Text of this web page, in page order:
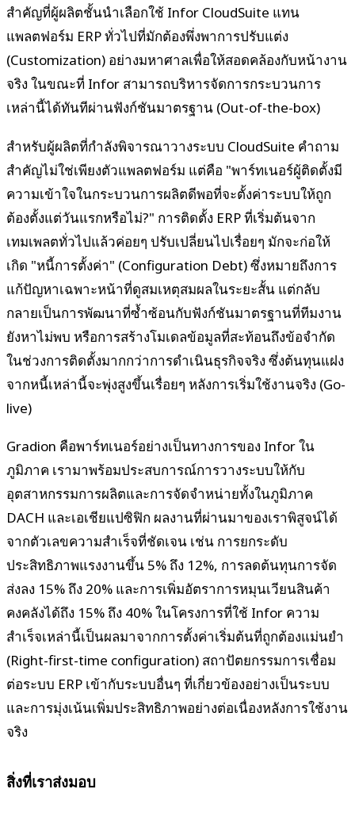
สำคัญที่ผู้ผลิตชั้นนำเลือกใช้ Infor CloudSuite แทน
แพลตฟอร์ม ERP ทั่วไปที่มักต้องพึ่งพาการปรับแต่ง
(Customization) อย่างมหาศาลเพื่อให้สอดคล้องกับหน้างาน
จริง ในขณะที่ Infor สามารถบริหารจัดการกระบวนการ
เหล่านี้ได้ทันทีผ่านฟังก์ชันมาตรฐาน (Out-of-the-box)
สำหรับผู้ผลิตที่กำลังพิจารณาวางระบบ CloudSuite คำถาม
สำคัญไม่ใช่เพียงตัวแพลตฟอร์ม แต่คือ "พาร์ทเนอร์ผู้ติดตั้งมี
ความเข้าใจในกระบวนการผลิตดีพอที่จะตั้งค่าระบบให้ถูก
ต้องตั้งแต่วันแรกหรือไม่?" การติดตั้ง ERP ที่เริ่มต้นจาก
เทมเพลตทั่วไปแล้วค่อยๆ ปรับเปลี่ยนไปเรื่อยๆ มักจะก่อให้
เกิด "หนี้การตั้งค่า" (Configuration Debt) ซึ่งหมายถึงการ
แก้ปัญหาเฉพาะหน้าที่ดูสมเหตุสมผลในระยะสั้น แต่กลับ
กลายเป็นการพัฒนาที่ซ้ำซ้อนกับฟังก์ชันมาตรฐานที่ทีมงาน
ยังหาไม่พบ หรือการสร้างโมเดลข้อมูลที่สะท้อนถึงข้อจำกัด
ในช่วงการติดตั้งมากกว่าการดำเนินธุรกิจจริง ซึ่งต้นทุนแฝง
จากหนี้เหล่านี้จะพุ่งสูงขึ้นเรื่อยๆ หลังการเริ่มใช้งานจริง (Go-
live)
Gradion คือพาร์ทเนอร์อย่างเป็นทางการของ Infor ใน
ภูมิภาค เรามาพร้อมประสบการณ์การวางระบบให้กับ
อุตสาหกรรมการผลิตและการจัดจำหน่ายทั้งในภูมิภาค
DACH และเอเชียแปซิฟิก ผลงานที่ผ่านมาของเราพิสูจน์ได้
จากตัวเลขความสำเร็จที่ชัดเจน เช่น การยกระดับ
ประสิทธิภาพแรงงานขึ้น 5% ถึง 12%, การลดต้นทุนการจัด
ส่งลง 15% ถึง 20% และการเพิ่มอัตราการหมุนเวียนสินค้า
คงคลังได้ถึง 15% ถึง 40% ในโครงการที่ใช้ Infor ความ
สำเร็จเหล่านี้เป็นผลมาจากการตั้งค่าเริ่มต้นที่ถูกต้องแม่นยำ
(Right-first-time configuration) สถาปัตยกรรมการเชื่อม
ต่อระบบ ERP เข้ากับระบบอื่นๆ ที่เกี่ยวข้องอย่างเป็นระบบ
และการมุ่งเน้นเพิ่มประสิทธิภาพอย่างต่อเนื่องหลังการใช้งาน
จริง
สิ่งที่เราส่งมอบ